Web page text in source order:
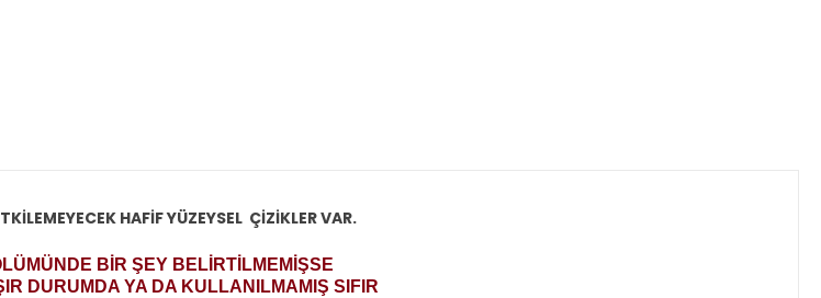
HAFİF YÜZEYSEL ÇİZİKLER VAR.
BİR ŞEY BELİRTİLMEMİŞSE
DURUMDA YA DA KULLANILMAMIŞ SIFIR